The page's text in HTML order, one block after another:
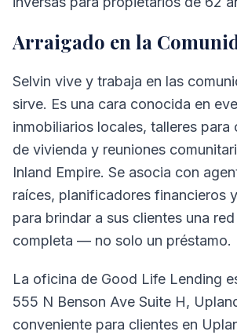
Arraigado en la
Selvin vive y trabaja en las
sirve. Es una cara conocida en
inmobiliarios locales, talleres para
de vivienda y reuniones
Inland Empire. Se asocia con
raíces, planificadores financieros
para brindar a sus clientes una
completa — no solo un préstamo.
La oficina de Good Life Lending
555 N Benson Ave Suite H,
conveniente para clientes en